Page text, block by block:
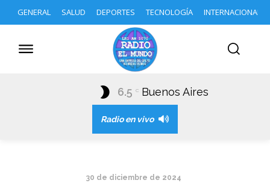
GENERAL SALUD DEPORTES TECNOLOGÍA INTERNACIONAL
6.5 C Buenos Aires
Radio en vivo
30 de diciembre de 2024